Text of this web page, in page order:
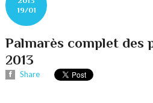
19/01
Palmarès complet des
2013
Share